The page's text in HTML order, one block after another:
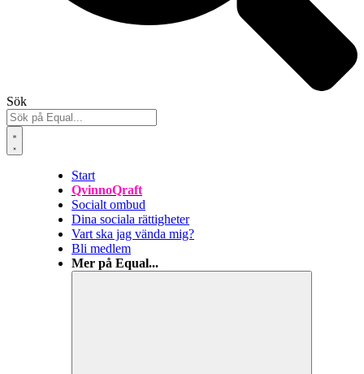
Sök
Start
QvinnoQraft
Socialt ombud
Dina sociala rättigheter
Vart ska jag vända mig?
Bli medlem
Mer på Equal...